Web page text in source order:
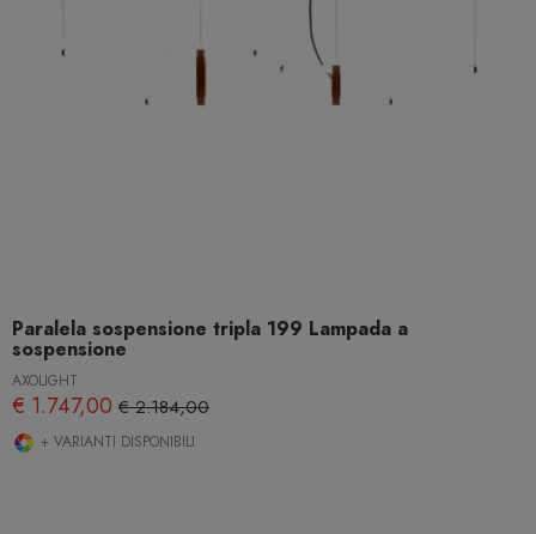
Paralela sospensione tripla 199 Lampada a
sospensione
AXOLIGHT
€ 1.747,00 € 2.184,00
+ VARIANTI DISPONIBILI